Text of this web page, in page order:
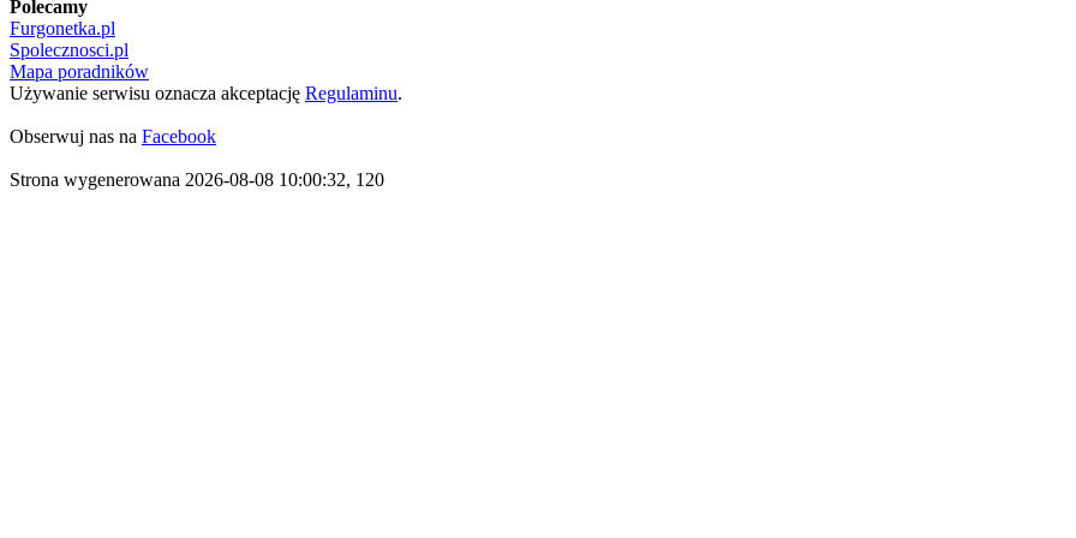
Polecamy
Furgonetka.pl
Spolecznosci.pl
Mapa poradników
Używanie serwisu oznacza akceptację Regulaminu.
Obserwuj nas na Facebook
Strona wygenerowana 2026-08-08 10:00:32, 120